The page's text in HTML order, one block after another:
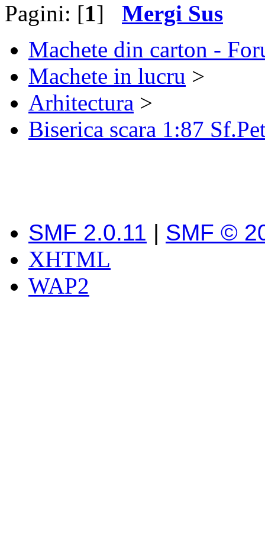
Pagini: [1] Mergi Sus
Machete din carton -
Machete in lucru >
Arhitectura >
Biserica scara 1:87
SMF 2.0.11 | SMF ©
XHTML
WAP2